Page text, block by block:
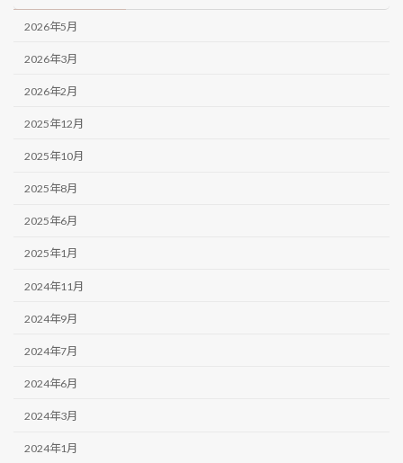
2026年5月
2026年3月
2026年2月
2025年12月
2025年10月
2025年8月
2025年6月
2025年1月
2024年11月
2024年9月
2024年7月
2024年6月
2024年3月
2024年1月